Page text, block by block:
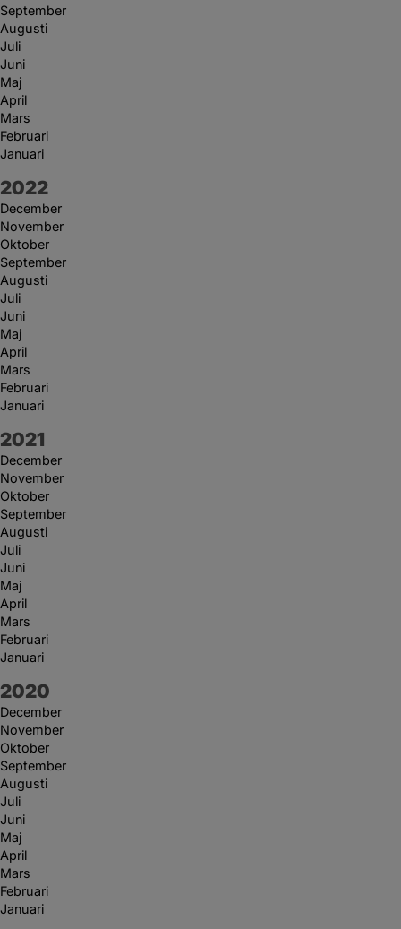
September
Augusti
Juli
Juni
Maj
April
Mars
Februari
Januari
År:
2022
December
November
Oktober
September
Augusti
Juli
Juni
Maj
April
Mars
Februari
Januari
År:
2021
December
November
Oktober
September
Augusti
Juli
Juni
Maj
April
Mars
Februari
Januari
År:
2020
December
November
Oktober
September
Augusti
Juli
Juni
Maj
April
Mars
Februari
Januari